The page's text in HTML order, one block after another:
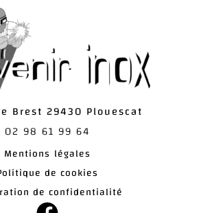
Brest 29430 Plouescat
02 98 61 99 64
Mentions légales
de cookies
de confidentialité